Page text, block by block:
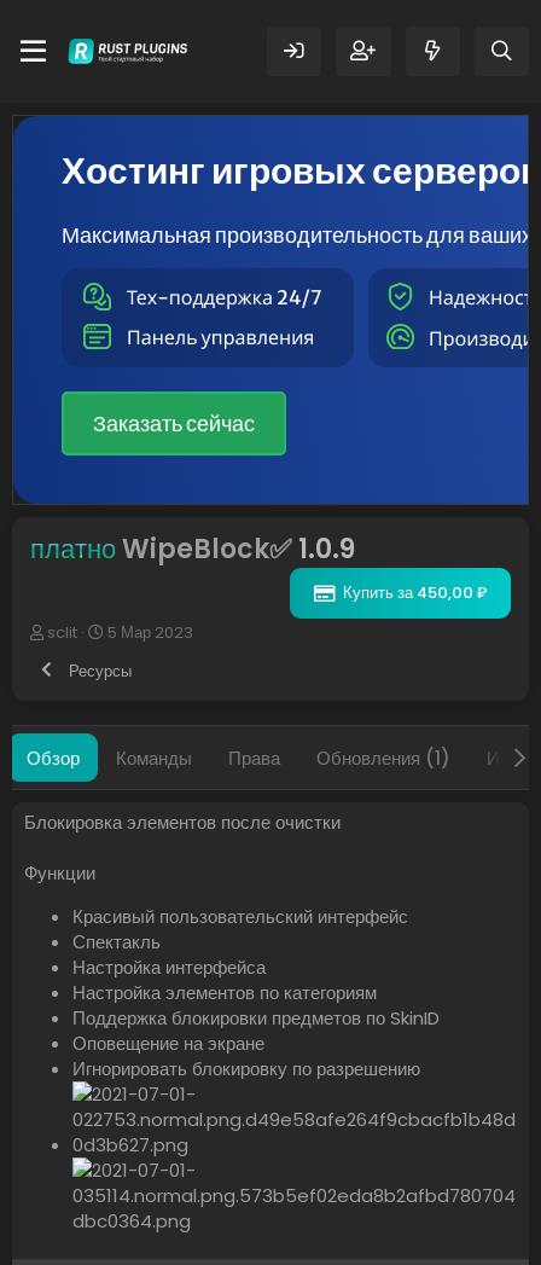
Хостинг игровых серверов
Максимальная производительность для ваших
Заказать сейчас
платноWipeBlock✅1.0.9
Купить за 450,00 ₽
А
т
sclit
Д
т
н
5 Мар 2023
Ресурсы
Обзор Команды Права Обновления (1)
Блокировка элементов после очистки
Функции
Красивый пользовательский интерфейс
Спектакль
Настройка интерфейса
Настройка элементов по категориям
Поддержка блокировки предметов по SkinID
Оповещение на экране
Игнорировать блокировку по разрешению